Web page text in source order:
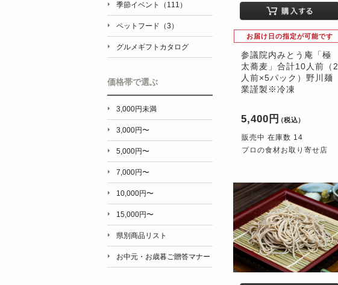
お届け日の指定が可能です
参議院内みとう庵「極
太蕎麦」合計10人前（2
人前×5パック）野川麺
業謹製※冷凍
5,400円（税込）
販売中 在庫数 14
プロの食材お取り寄せ店
季節イベント（111）
ペットフード（3）
グルメギフトカタログ
価格帯で選ぶ
3,000円未満
3,000円〜
5,000円〜
7,000円〜
10,000円〜
15,000円〜
県別商品リスト
お中元・お歳暮ご贈答マナー